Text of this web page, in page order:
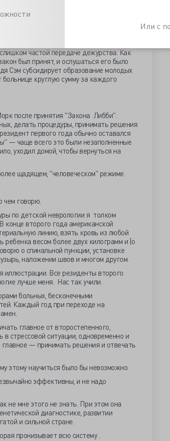
Или с
закон, уменьшивший
первого года (интерна) до 16 часов.
сетях, в научных журналах, да и, что
резидентских программ, все как
чувство ответственности интерна за
частой передаче дежурства. Как
был принят, и ослушаться его было
Сэм субсидирует образование молодых
круглую сумму за каждого
после принятия "Закона Либби".
делать процедуры, принимать решения
первого года обычно оставался
— чаще всего это были незаполненные
уходил домой, чтобы вернуться на
щадящем, "человеческом" режиме.
чем говорю.
по детской неврологии я толком
конце второго года американской
линию, взять кровь из любой
весом более двух килограмм и (о
о спинальной пункции, установке
наложении швов и многом другом.
иллюстрации. Все резиденты второго
лучше меня. Нас так учили.
больных, бесконечными
Каждый год при переходе на
главное от второстепенного,
стрессовой ситуации, одновременно и
— принимать решения и отвечать
этому научиться было бы невозможно.
эффективны, и не надо
не мне этого не знать. При этом она
диагностике, развитии
и сильной стране.
пронизывает всю систему .